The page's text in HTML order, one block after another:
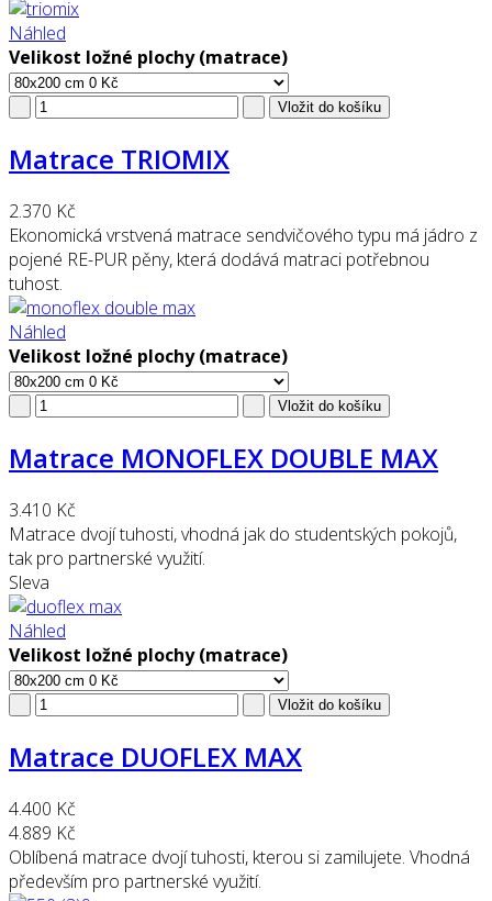
Náhled
Velikost ložné plochy (matrace)
Matrace TRIOMIX
2.370 Kč
Ekonomická vrstvená matrace sendvičového typu má jádro z
pojené RE-PUR pěny, která dodává matraci potřebnou
tuhost.
Náhled
Velikost ložné plochy (matrace)
Matrace MONOFLEX DOUBLE MAX
3.410 Kč
Matrace dvojí tuhosti, vhodná jak do studentských pokojů,
tak pro partnerské využití.
Sleva
Náhled
Velikost ložné plochy (matrace)
Matrace DUOFLEX MAX
4.400 Kč
4.889 Kč
Oblíbená matrace dvojí tuhosti, kterou si zamilujete. Vhodná
především pro partnerské využití.